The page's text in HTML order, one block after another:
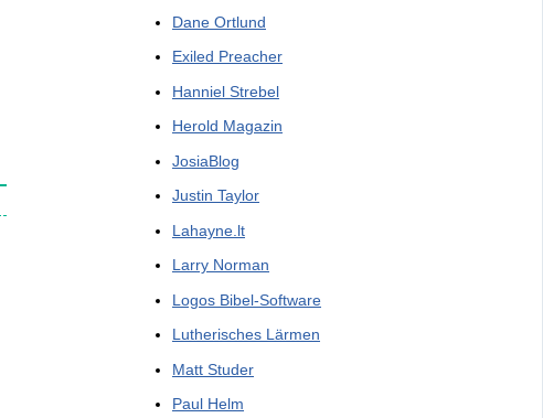
Dane Ortlund
Exiled Preacher
Hanniel Strebel
Herold Magazin
JosiaBlog
Justin Taylor
Lahayne.lt
Larry Norman
Logos Bibel-Software
Lutherisches Lärmen
Matt Studer
Paul Helm